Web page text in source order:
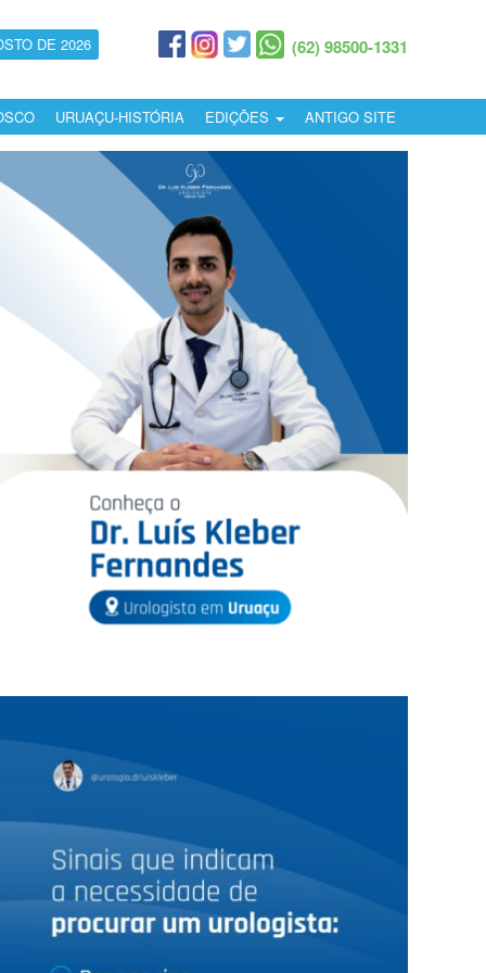
DE 2026 (62) 98500-1331
URUAÇU-HISTÓRIA EDIÇÕES ANTIGO SITE